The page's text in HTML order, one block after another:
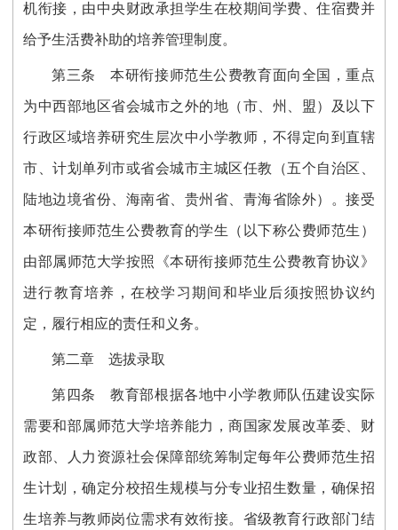
机衔接，由中央财政承担学生在校期间学费、住宿费并
给予生活费补助的培养管理制度。
第三条 本研衔接师范生公费教育面向全国，重点
为中西部地区省会城市之外的地（市、州、盟）及以下
行政区域培养研究生层次中小学教师，不得定向到直辖
市、计划单列市或省会城市主城区任教（五个自治区、
陆地边境省份、海南省、贵州省、青海省除外）。接受
本研衔接师范生公费教育的学生（以下称公费师范生）
由部属师范大学按照《本研衔接师范生公费教育协议》
进行教育培养，在校学习期间和毕业后须按照协议约
定，履行相应的责任和义务。
第二章 选拔录取
第四条 教育部根据各地中小学教师队伍建设实际
需要和部属师范大学培养能力，商国家发展改革委、财
政部、人力资源社会保障部统筹制定每年公费师范生招
生计划，确定分校招生规模与分专业招生数量，确保招
生培养与教师岗位需求有效衔接。省级教育行政部门结